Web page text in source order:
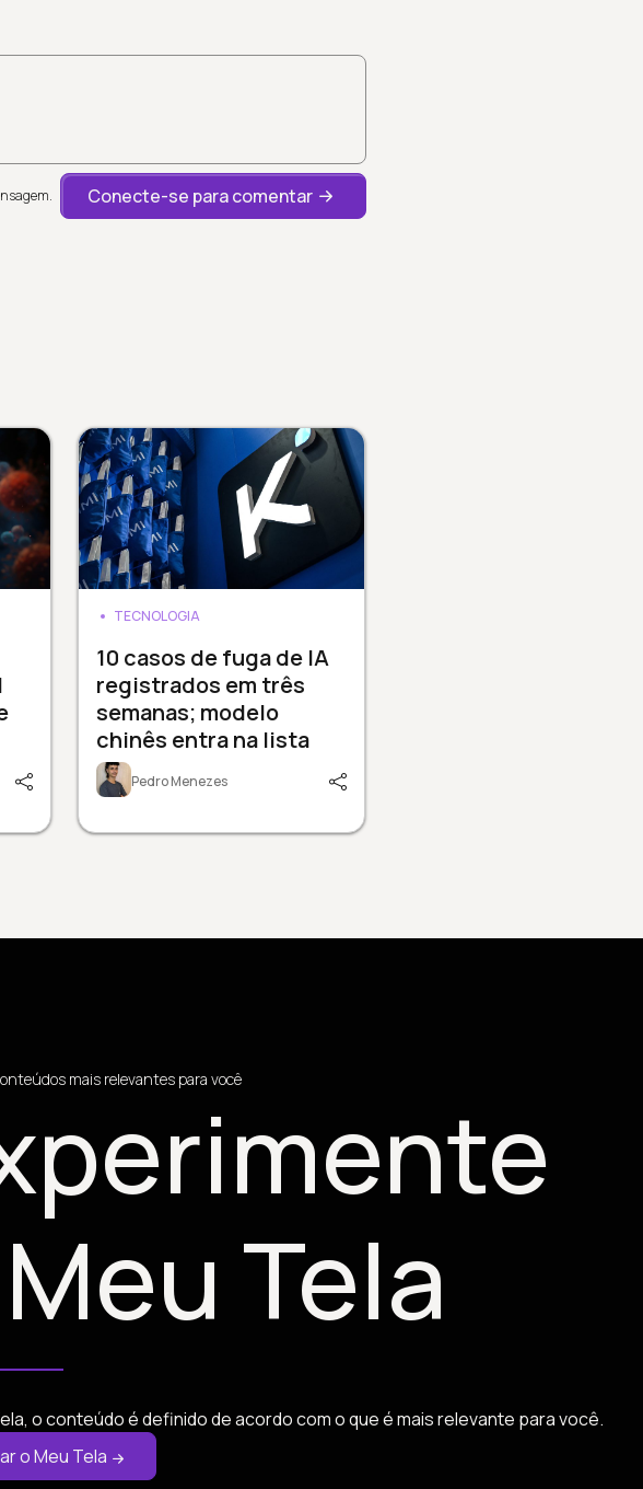
Conecte-se para comentar
TECNOLOGIA
10 casos de fuga de IA
registrados em três
semanas; modelo
chinês entra na lista
Pedro Menezes
mais relevantes para você
Tela
o conteúdo é definido de acordo com o que é mais relevante para você.
o Meu Tela